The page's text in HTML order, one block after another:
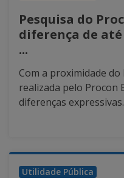
Pesquisa do
diferença de até
...
Com a proximidade do
realizada pelo Procon
diferenças
Utilidade Pública